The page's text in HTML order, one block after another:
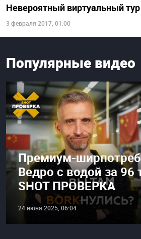
Невероятный виртуальный
3 февраля 2017, 01:00
Популярные видео
Премиум-ширпотреб
Ведро с водой за 96
SHOT ПРОВЕРКА
24 июня 2025, 06:04